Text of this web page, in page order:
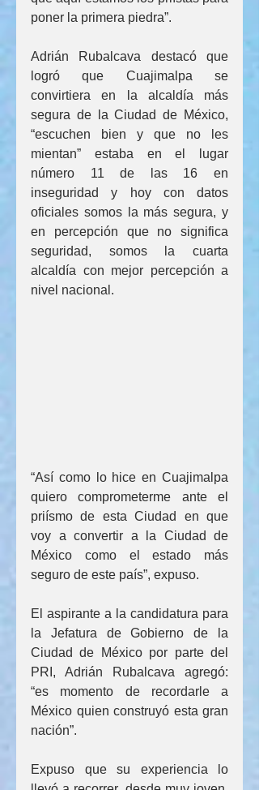
poner la primera piedra”.
Adrián Rubalcava destacó que
logró que Cuajimalpa se
convirtiera en la alcaldía más
segura de la Ciudad de México,
“escuchen bien y que no les
mientan” estaba en el lugar
número 11 de las 16 en
inseguridad y hoy con datos
oficiales somos la más segura, y
en percepción que no significa
seguridad, somos la cuarta
alcaldía con mejor percepción a
nivel nacional.
“Así como lo hice en Cuajimalpa
quiero comprometerme ante el
priísmo de esta Ciudad en que
voy a convertir a la Ciudad de
México como el estado más
seguro de este país”, expuso.
El aspirante a la candidatura para
la Jefatura de Gobierno de la
Ciudad de México por parte del
PRI, Adrián Rubalcava agregó:
“es momento de recordarle a
México quien construyó esta gran
nación”.
Expuso que su experiencia lo